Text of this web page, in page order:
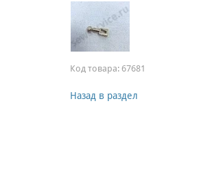
Код товара: 67681
Назад в раздел